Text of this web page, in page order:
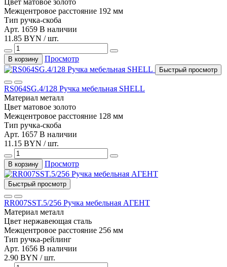
Межцентровое расстояние 192 мм
Тип ручка-скоба
Арт. 1659 В наличии
11.85 BYN / шт.
В корзину Просмотр
Быстрый просмотр
RS064SG.4/128 Ручка мебельная SHELL
Материал металл
Цвет матовое золото
Межцентровое расстояние 128 мм
Тип ручка-скоба
Арт. 1657 В наличии
11.15 BYN / шт.
В корзину Просмотр
Быстрый просмотр
RR007SST.5/256 Ручка мебельная АГЕНТ
Материал металл
Цвет нержавеющая сталь
Межцентровое расстояние 256 мм
Тип ручка-рейлинг
Арт. 1656 В наличии
2.90 BYN / шт.